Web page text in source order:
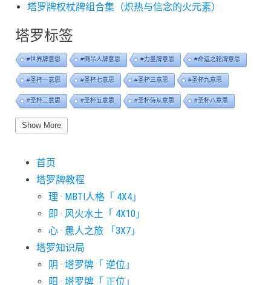
塔罗牌权杖牌组合集（炽热与信念的火元素）
塔罗标签
#世界牌意思 #倒吊人牌意思 #力量牌意思 #命运之轮牌意思
#圣杯一意思 #圣杯七意思 #圣杯三意思 #圣杯九意思
#圣杯二意思 #圣杯五意思 #圣杯侍从意思 #圣杯八意思
#圣杯六意思
#宝剑七意思
#宝剑五意思 #宝剑侍从意思
#宝剑十意思 #宝剑四意思 #宝剑国王意思
#愚人牌意思 #战车牌意思
#星币七意思 #星币三意思
Show More
首页
塔罗牌教程
理 · MBTI人格「 4X4」
即 · 风火水土「 4X10」
心 · 愚人之旅 「3X7」
塔罗知识局
阴 · 塔罗牌「 逆位」
阳 · 塔罗牌「 正位」